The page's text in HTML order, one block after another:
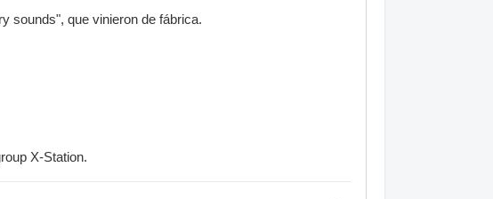
sounds", que vinieron de fábrica.
X-Station.